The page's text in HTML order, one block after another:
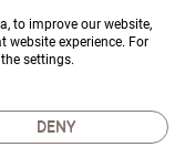
to improve our website,
website experience. For
settings.
DENY